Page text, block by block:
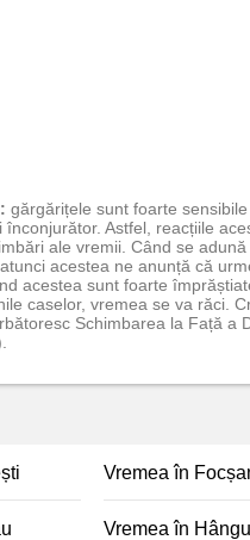
gărgărițele sunt foarte sensibile
înconjurător. Astfel, reacțiile
ale vremii. Când se
acestea ne anunță că
acestea sunt foarte
caselor, vremea se va răci.
Schimbarea la Față a
Vremea în
Vremea în